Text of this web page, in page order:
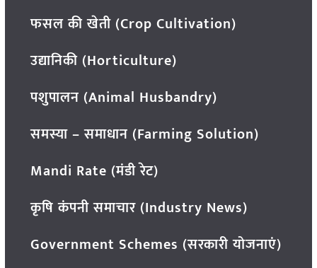
फसल की खेती (Crop Cultivation)
उद्यानिकी (Horticulture)
पशुपालन (Animal Husbandry)
समस्या – समाधान (Farming Solution)
Mandi Rate (मंडी रेट)
कृषि कंपनी समाचार (Industry News)
Government Schemes (सरकारी योजनाएं)